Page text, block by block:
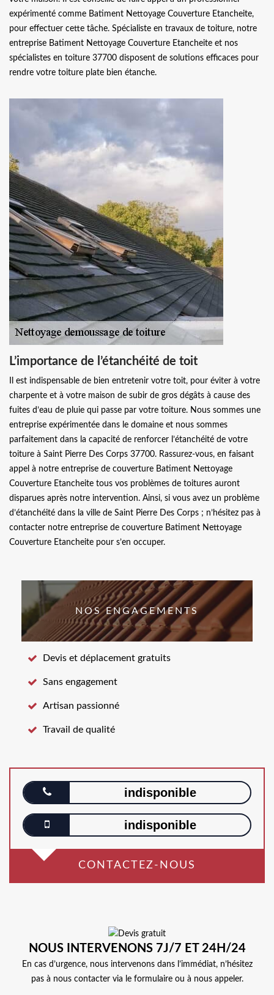
expérimenté comme Batiment Nettoyage Couverture Etancheite,
pour effectuer cette tâche. Spécialiste en travaux de toiture, notre
entreprise Batiment Nettoyage Couverture Etancheite et nos
spécialistes en toiture 37700 disposent de solutions efficaces pour
rendre votre toiture plate bien étanche.
L’importance de l’étanchéité de toit
Il est indispensable de bien entretenir votre toit, pour éviter à votre
charpente et à votre maison de subir de gros dégâts à cause des
fuites d’eau de pluie qui passe par votre toiture. Nous sommes une
entreprise expérimentée dans le domaine et nous sommes
parfaitement dans la capacité de renforcer l’étanchéité de votre
toiture à Saint Pierre Des Corps 37700. Rassurez-vous, en faisant
appel à notre entreprise de couverture Batiment Nettoyage
Couverture Etancheite tous vos problèmes de toitures auront
disparues après notre intervention. Ainsi, si vous avez un problème
d’étanchéité dans la ville de Saint Pierre Des Corps ; n’hésitez pas à
contacter notre entreprise de couverture Batiment Nettoyage
Couverture Etancheite pour s’en occuper.
NOS ENGAGEMENTS
Devis et déplacement gratuits
Sans engagement
Artisan passionné
Travail de qualité
indisponible
indisponible
CONTACTEZ-NOUS
NOUS INTERVENONS 7J/7 ET 24H/24
En cas d’urgence, nous intervenons dans l’immédiat, n’hésitez
pas à nous contacter via le formulaire ou à nous appeler.